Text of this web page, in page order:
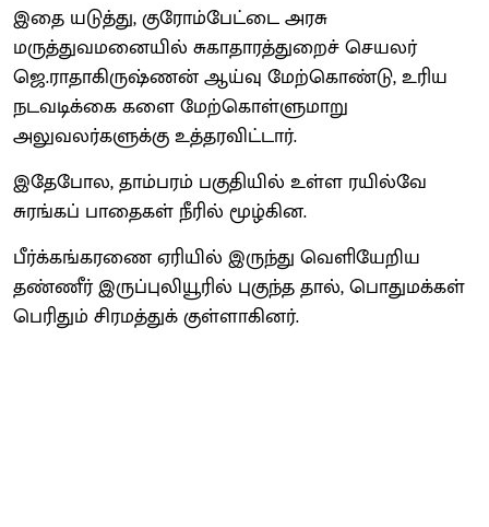
இதை யடுத்து, குரோம்பேட்டை அரசு
மருத்துவமனையில் சுகாதாரத்துறைச் செயலர்
ஜெ.ராதாகிருஷ்ணன் ஆய்வு மேற்கொண்டு, உரிய
நடவடிக்கை களை மேற்கொள்ளுமாறு
அலுவலர்களுக்கு உத்தரவிட்டார்.
இதேபோல, தாம்பரம் பகுதியில் உள்ள ரயில்வே
சுரங்கப் பாதைகள் நீரில் மூழ்கின.
பீர்க்கங்கரணை ஏரியில் இருந்து வெளியேறிய
தண்ணீர் இருப்புலியூரில் புகுந்த தால், பொதுமக்கள்
பெரிதும் சிரமத்துக் குள்ளாகினர்.